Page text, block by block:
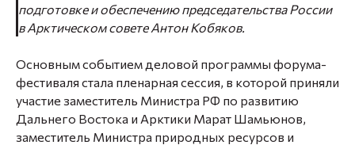
подготовке и обеспечению председательства России
в Арктическом совете Антон Кобяков.
Основным событием деловой программы форума-
фестиваля стала пленарная сессия, в которой приняли
участие заместитель Министра РФ по развитию
Дальнего Востока и Арктики Марат Шамьюнов,
заместитель Министра природных ресурсов и